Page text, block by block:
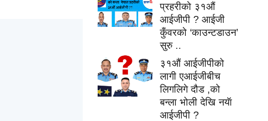
प्रहरीको ३१औं
आईजीपी ? आईजी
कुँवरको ‘काउन्टडाउन’
सुरु ..
३१औं आईजीपीको
लागी एआईजीबीच
लिगलिगे दौड ,को
बन्ला भोली देखि नयॅा
आईजीपी ?